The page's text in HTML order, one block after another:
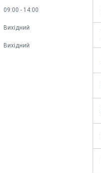
09:00 14:00
Вихідний
Вихідний